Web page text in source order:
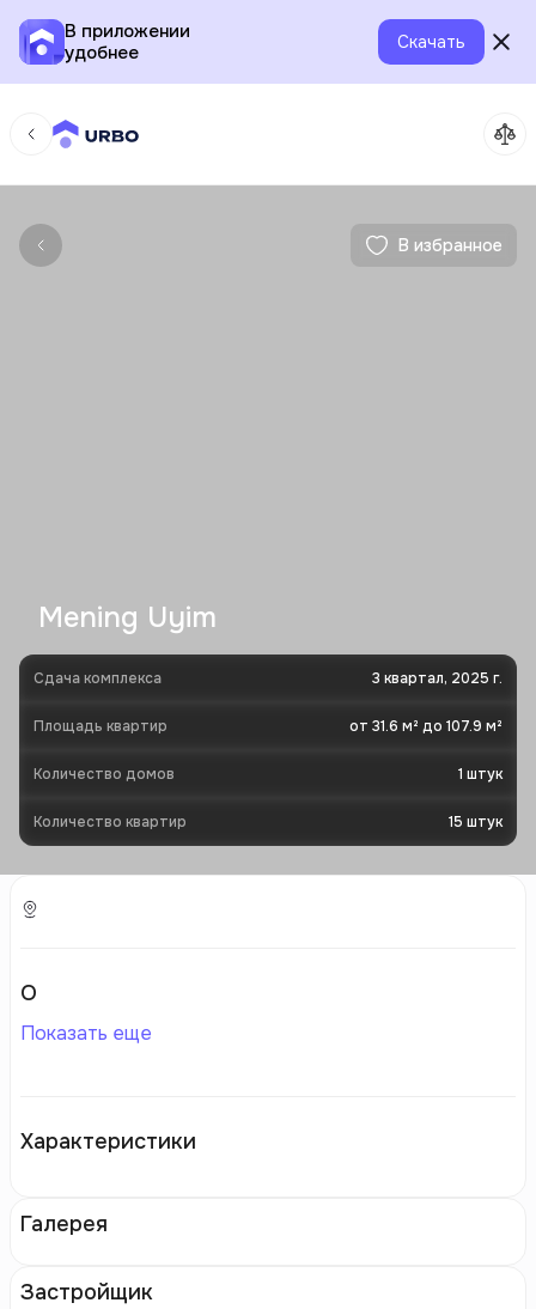
В приложении
удобнее
Скачать
В избранное
Mening Uyim
Сдача комплекса 3 квартал, 2025 г.
Площадь квартир от 31.6 м² до 107.9 м²
Количество домов 1 штук
Количество квартир 15 штук
О
Показать еще
Характеристики
Галерея
Застройщик